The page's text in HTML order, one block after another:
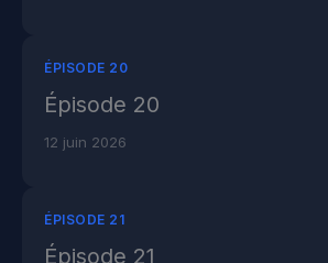
ÉPISODE 20
Épisode 20
12 juin 2026
ÉPISODE 21
Épisode 21